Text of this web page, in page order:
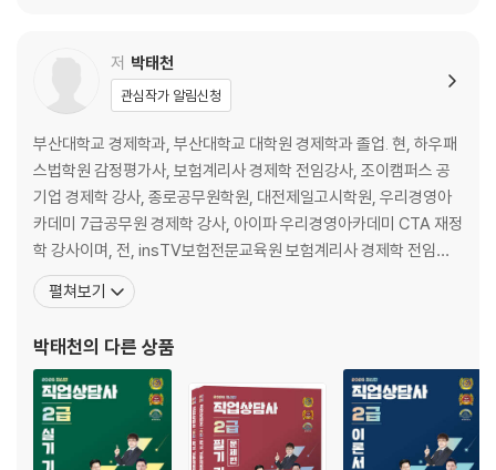
저 박태천
관심작가 알림신청
부산대학교 경제학과, 부산대학교 대학원 경제학과 졸업. 현, 하우패
스법학원 감정평가사, 보험계리사 경제학 전임강사, 조이캠퍼스 공
기업 경제학 강사, 종로공무원학원, 대전제일고시학원, 우리경영아
카데미 7급공무원 경제학 강사, 아이파 우리경영아카데미 CTA 재정
학 강사이며, 전, insTV보험전문교육원 보험계리사 경제학 전임강
사, 강남박문각행정고시학원 7급공무원 경제학 전임강사, 삼성그룹
국제경영연구소 공인노무사전문과정 경제학 초빙교수, LG인화원
과정 초빙교수, 부산 세종회계학원 CPA, CTA, 감정평가사, 경제학,
재정
펼쳐보기
박태천의 다른 상품